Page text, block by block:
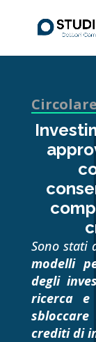
Sono stati
modelli
degli
ricerca e
crediti di